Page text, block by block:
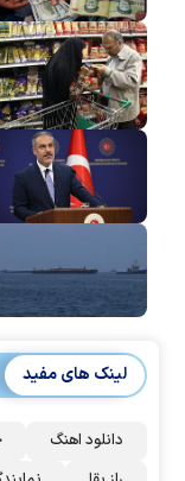
لینک های مفید
دانلود اهنگ